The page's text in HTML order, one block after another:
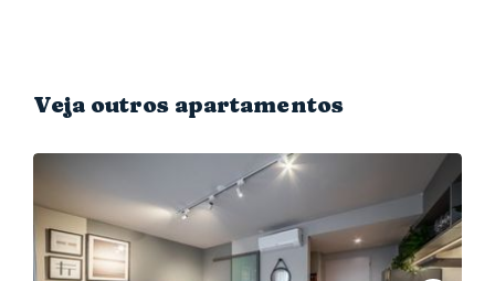
Veja outros apartamentos